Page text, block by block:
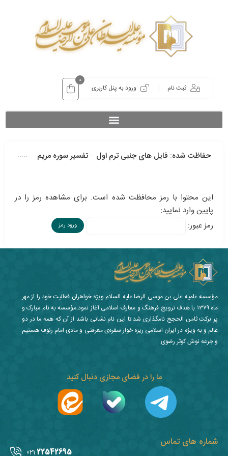
ثبت نام ورود به پنل کاربری
0
حفاظت شده: فایل های جنبی ترم اول – تفسیر سوره مریم
این محتوا با رمز محافظت شده است. برای مشاهده رمز را در
پایین وارد نمایید:
رمز عبور:
شماره های تماس
22542695
021
ما را در فضای مجازی دنبال کنید
مؤسسه علمیه علی بن موسی الرضا علیه السلام ویژه خواهران فعالیت خود را از مهر
ماه ۱۳۷۹ با هدف ترویج فرهنگ و معارف اسلامی آغاز نمود.مؤسسه به نام مبارک و
پر برکت ثامن الحجج نامگذاری شد تا این نام نشانی باشد از آن که همه ما در دو
عالم و به ویژه در ایران اسلامی ریزه خوار سفره‌ی معرفتی و مادی امام رئوف هستیم
و جرعه نوش کوثر رضوی.